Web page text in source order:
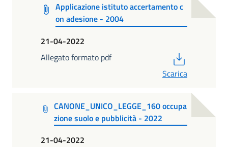
Applicazione istituto accertamento c
on adesione - 2004
21-04-2022
Allegato formato pdf
Scarica
CANONE_UNICO_LEGGE_160 occupa
zione suolo e pubblicità - 2022
21-04-2022